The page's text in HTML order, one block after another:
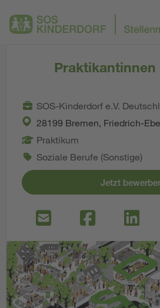
SOS-Kinderdorf e.V.
28199 Bremen, Friedrich-
Praktikum
Soziale Berufe (Sonstige)
Jetzt